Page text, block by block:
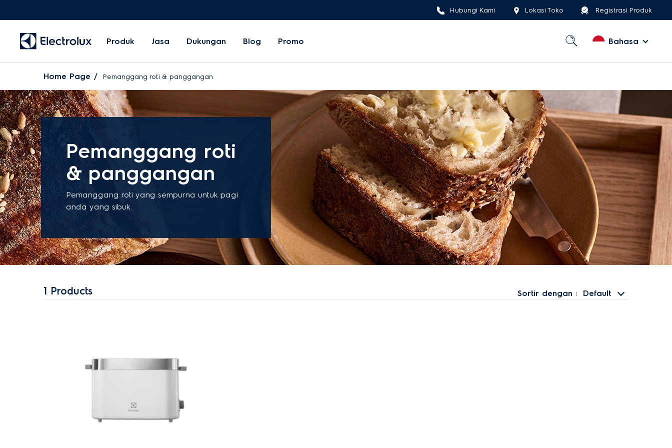
Hubungi Kami Lokasi Toko Registrasi Produk
Produk Jasa Dukungan Blog Promo Bahasa
Home Page Pemanggang roti & panggangan
Pemanggang roti
& panggangan
Pemanggang roti yang sempurna untuk pagi
anda yang sibuk.
1 Products Sortir dengan Default